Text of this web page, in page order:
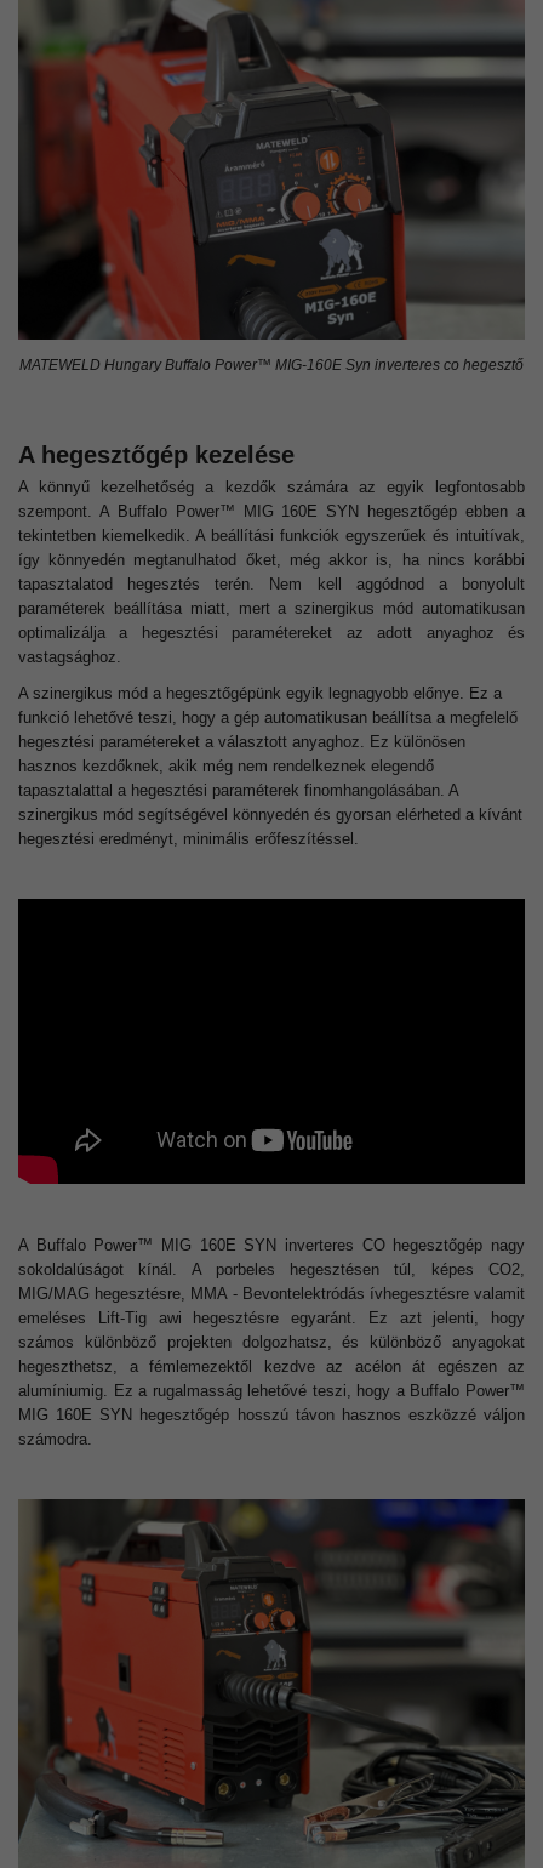
MATEWELD Hungary Buffalo Power™ MIG-160E Syn inverteres co hegesztő
A hegesztőgép kezelése
A könnyű kezelhetőség a kezdők számára az egyik legfontosabb
szempont. A Buffalo Power™ MIG 160E SYN hegesztőgép ebben a
tekintetben kiemelkedik. A beállítási funkciók egyszerűek és intuitívak,
így könnyedén megtanulhatod őket, még akkor is, ha nincs korábbi
tapasztalatod hegesztés terén. Nem kell aggódnod a bonyolult
paraméterek beállítása miatt, mert a szinergikus mód automatikusan
optimalizálja a hegesztési paramétereket az adott anyaghoz és
vastagsághoz.
A szinergikus mód a hegesztőgépünk egyik legnagyobb előnye. Ez a
funkció lehetővé teszi, hogy a gép automatikusan beállítsa a megfelelő
hegesztési paramétereket a választott anyaghoz. Ez különösen
hasznos kezdőknek, akik még nem rendelkeznek elegendő
tapasztalattal a hegesztési paraméterek finomhangolásában. A
szinergikus mód segítségével könnyedén és gyorsan elérheted a kívánt
hegesztési eredményt, minimális erőfeszítéssel.
A Buffalo Power™ MIG 160E SYN inverteres CO hegesztőgép nagy
sokoldalúságot kínál. A porbeles hegesztésen túl, képes CO2,
MIG/MAG hegesztésre, MMA - Bevontelektródás ívhegesztésre valamit
emeléses Lift-Tig awi hegesztésre egyaránt. Ez azt jelenti, hogy
számos különböző projekten dolgozhatsz, és különböző anyagokat
hegeszthetsz, a fémlemezektől kezdve az acélon át egészen az
alumíniumig. Ez a rugalmasság lehetővé teszi, hogy a Buffalo Power™
MIG 160E SYN hegesztőgép hosszú távon hasznos eszközzé váljon
számodra.